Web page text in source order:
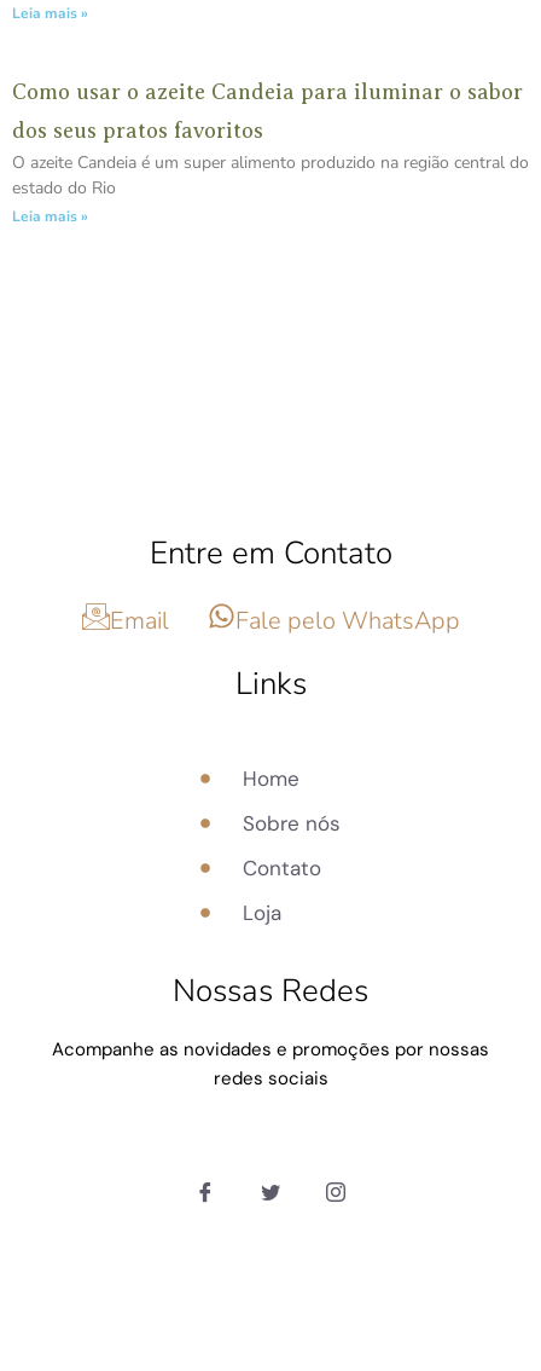
Leia mais »
Como usar o azeite Candeia para iluminar o sabor
dos seus pratos favoritos
O azeite Candeia é um super alimento produzido na região central do
estado do Rio
Leia mais »
Entre em Contato
Email Fale pelo WhatsApp
Links
Home
Sobre nós
Contato
Loja
Nossas Redes
Acompanhe as novidades e promoções por nossas
redes sociais